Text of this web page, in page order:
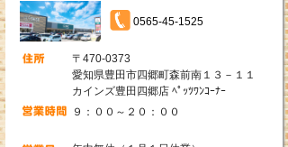
0565-45-1525
〒470-0373
愛知県豊田市四郷町森前南１３－１１
カインズ豊田四郷店 ﾍﾟｯﾂﾜﾝｺｰﾅｰ
９：００～２０：００